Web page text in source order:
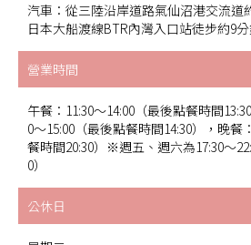
汽車：從三陸沿岸道路氣仙沼港交流道
日本大船渡線BTR內灣入口站徒步約9
營業時間
午餐：11:30～14:00（最後點餐時間
0～15:00（最後點餐時間14:30），晚餐
餐時間20:30）※週五、週六為17:30～
0）
公休日